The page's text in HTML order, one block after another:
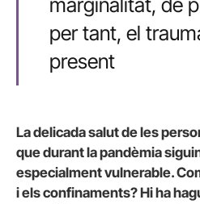
per tant, el
present
La delicada salut de les
que durant la pandèmia
especialment vulnerable.
i els confinaments? Hi ha